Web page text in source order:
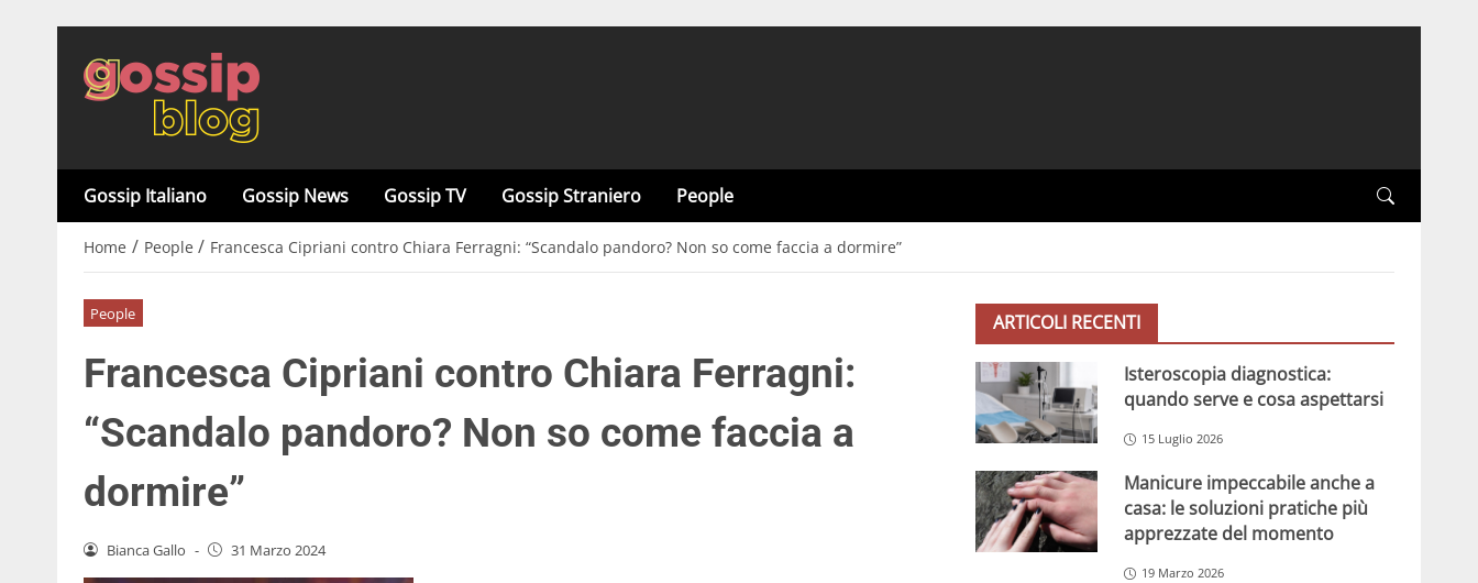
Gossip Italiano Gossip News Gossip TV Gossip Straniero People
Home / People / Francesca Cipriani contro Chiara Ferragni: “Scandalo pandoro? Non so come faccia a dormire”
People
Francesca Cipriani contro Chiara Ferragni:
“Scandalo pandoro? Non so come faccia a
dormire”
Bianca Gallo - 31 Marzo 2024
ARTICOLI RECENTI
Isteroscopia diagnostica:
quando serve e cosa aspettarsi
15 Luglio 2026
Manicure impeccabile anche a
casa: le soluzioni pratiche più
apprezzate del momento
19 Marzo 2026